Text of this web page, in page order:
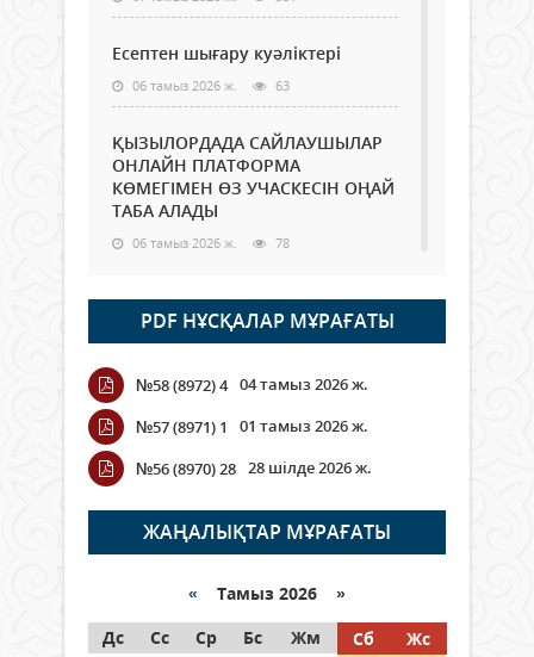
Есептен шығару куәліктері
06 тамыз 2026 ж. 63
ҚЫЗЫЛОРДАДА САЙЛАУШЫЛАР
ОНЛАЙН ПЛАТФОРМА
КӨМЕГІМЕН ӨЗ УЧАСКЕСІН ОҢАЙ
ТАБА АЛАДЫ
06 тамыз 2026 ж. 78
Open Air: Қызылорда облысы
полиция департаменті 20
мыңнан астам көрерменнің
қауіпсіздігін қамтамасыз етті
06 тамыз 2026 ж.
Wi-Fi ҚАБЫРҒА АРҚЫЛЫ ҚАЛАЙ
ӨТЕДІ?
06 тамыз 2026 ж. 255
граждане Казахстана,
05 тамыз 2026 ж. 134
PDF НҰСҚАЛАР МҰРАҒАТЫ
№58 (8972) 4 04 тамыз 2026 ж.
№57 (8971) 1
01 тамыз 2026 ж.
№56 (8970) 28 28 шілде 2026 ж.
ЖАҢАЛЫҚТАР МҰРАҒАТЫ
« Тамыз 2026 »
Дс
Сс Ср Бс Жм Сб
Жс